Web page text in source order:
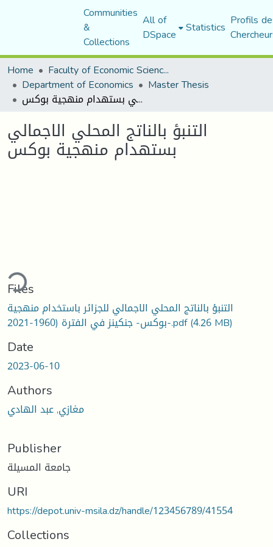
Communities
&
Collections
All of
DSpace Statistics Profils
Home
Faculty of Economic Sciences, Commerce and Management Sciences
Department of Economics Master Thesis
التنبؤ بالناتج المحلي الاجمالي بستهدام منهجية بوكس
التنبؤ بالناتج المحلي الاجمالي
بستهدام منهجية بوكس
Files
التنبؤ بالناتج المحلي الاجمالي للجزائر باستخدام منهجية
-بوكس- جنكينز في الفترة (1960-2021.pdf(4.26 MB)
Date
2023-06-10
Authors
مغازي, عبد الهادي
Publisher
جامعة المسيلة
URI
https://depot.univ-msila.dz/handle/123456789/41554
Collections